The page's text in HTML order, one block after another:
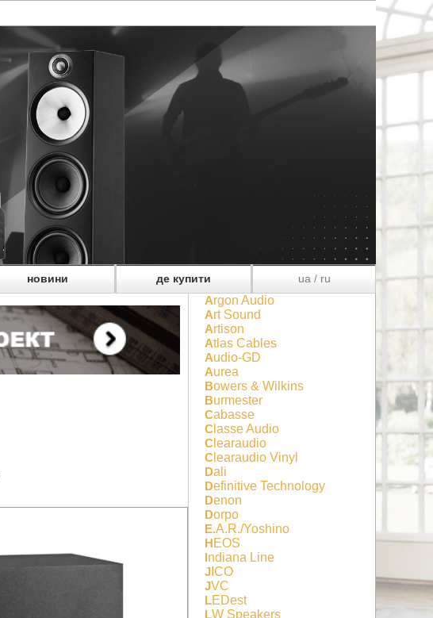
новини де купити ua/ ru
Argon Audio
Art Sound
Artison
Atlas Cables
Audio-GD
Aurea
Bowers & Wilkins
Burmester
Cabasse
Classe Audio
Clearaudio
Clearaudio Vinyl
Dali
Definitive Technology
Denon
Dorpo
E.A.R./Yoshino
HEOS
Indiana Line
JICO
JVC
LEDest
LW Speakers